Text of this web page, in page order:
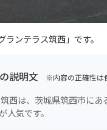
ンテラス筑西」です。
説明文 ※内容の正確性は
西は、茨城県筑西市に
人気です。